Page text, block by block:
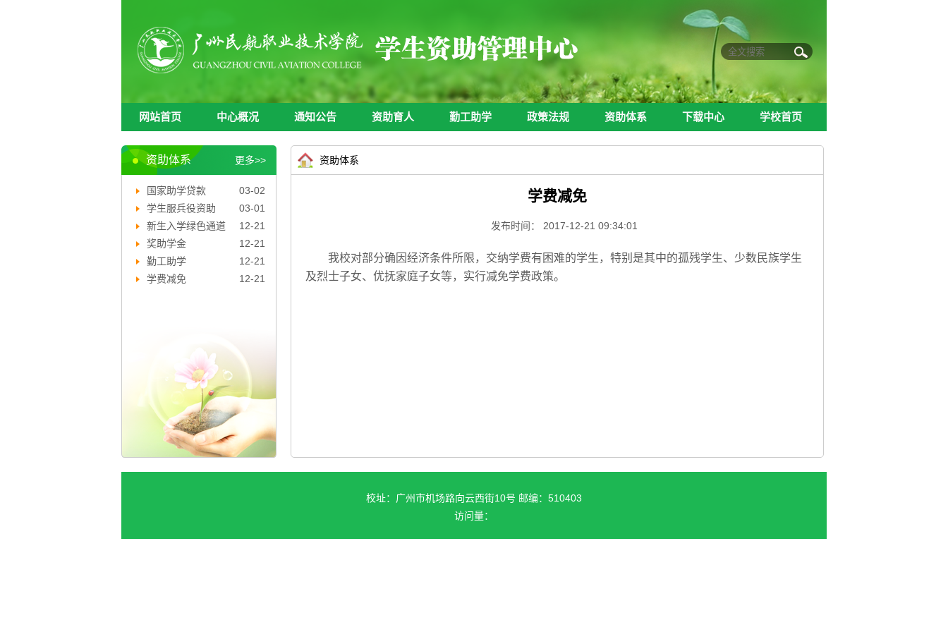
网站首页 中心概况
通知公告
通知公告
资助育人
资助育人
勤工助学
勤工助学
政策法规
政策法规
资助体系
资助体系
下载中心
下载中心
学校首页
学校首页
更多>>
资助体系
03-02
国家助学贷款
03-01
学生服兵役资助
12-21
新生入学绿色通道
12-21
奖助学金
12-21
勤工助学
12-21
学费减免
资助体系
学费减免
发布时间： 2017-12-21 09:34:01
我校对部分确因经济条件所限，交纳学费有困难的学生，特别是其中的孤残学生、少数民族学生
及烈士子女、优抚家庭子女等，实行减免学费政策。
校址：广州市机场路向云西街10号 邮编：510403
访问量：